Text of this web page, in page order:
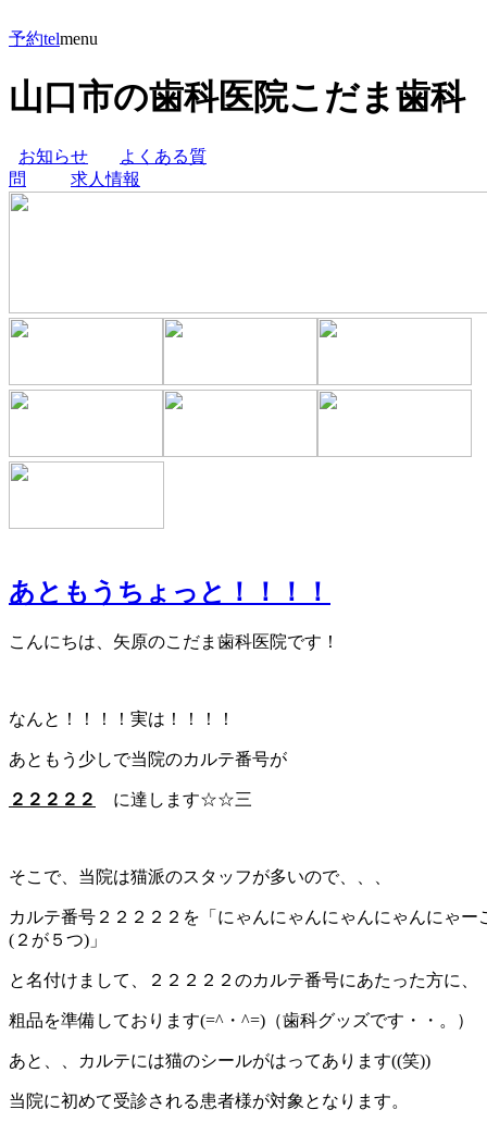
予約telmenu
山口市の歯科医院こだま歯科
お知らせ
よくある質
問
求人情報
あともうちょっと！！！！
こんにちは、矢原のこだま歯科医院です！
なんと！！！！実は！！！！
あともう少しで当院のカルテ番号が
２２２２２ に達します☆☆三
そこで、当院は猫派のスタッフが多いので、、、
カルテ番号２２２２２を「にゃんにゃんにゃんにゃんにゃー
(２が５つ)」
と名付けまして、２２２２２のカルテ番号にあたった方に、
粗品を準備しております(=^・^=)（歯科グッズです・・。）
あと、、カルテには猫のシールがはってあります((笑))
当院に初めて受診される患者様が対象となります。